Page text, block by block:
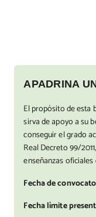
APADRINA
El propósito de esta
sirva de apoyo a su
conseguir el grado
Real Decreto 99/
enseñanzas
Fecha de
Fecha límite